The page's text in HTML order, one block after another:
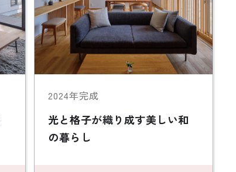
2024年完成
光と格子が織り成す美しい和
の暮らし